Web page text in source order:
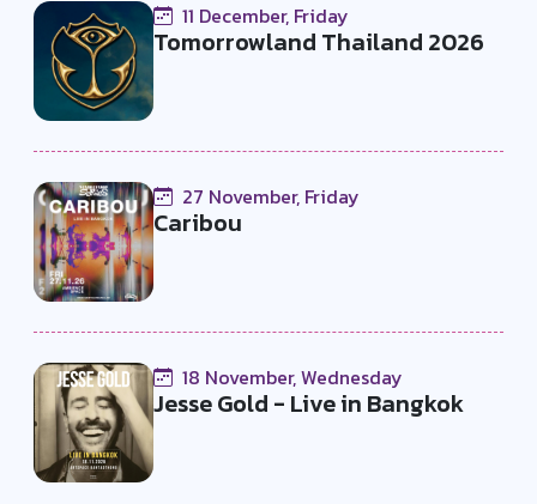
11 December, Friday
Tomorrowland Thailand 2026
27 November, Friday
Caribou
18 November, Wednesday
Jesse Gold - Live in Bangkok